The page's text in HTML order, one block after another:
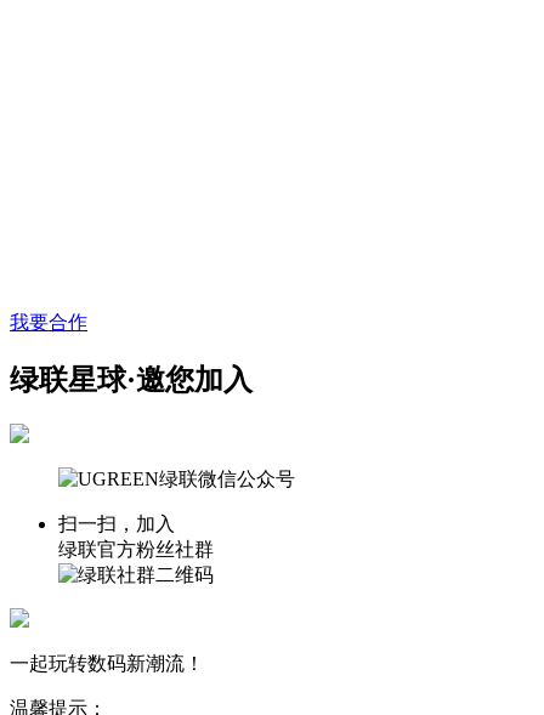
我要合作
绿联星球·邀您加入
扫一扫，加入
绿联官方粉丝社群
一起玩转数码新潮流！
温馨提示：